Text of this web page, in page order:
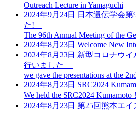
Outreach Lecture in Yamaguchi
2024年9月24日
日本遺伝学会第
た!
The 96th Annual Meeting of the
2024年8月23日 Welcome New
2024年8月23日 新型コロナウイ
行いました
we gave the presentations at the
2024年8月23日 SRC2024
We held the SRC2024 Kumamoto！
2024年8月23日 第25回熊本エ